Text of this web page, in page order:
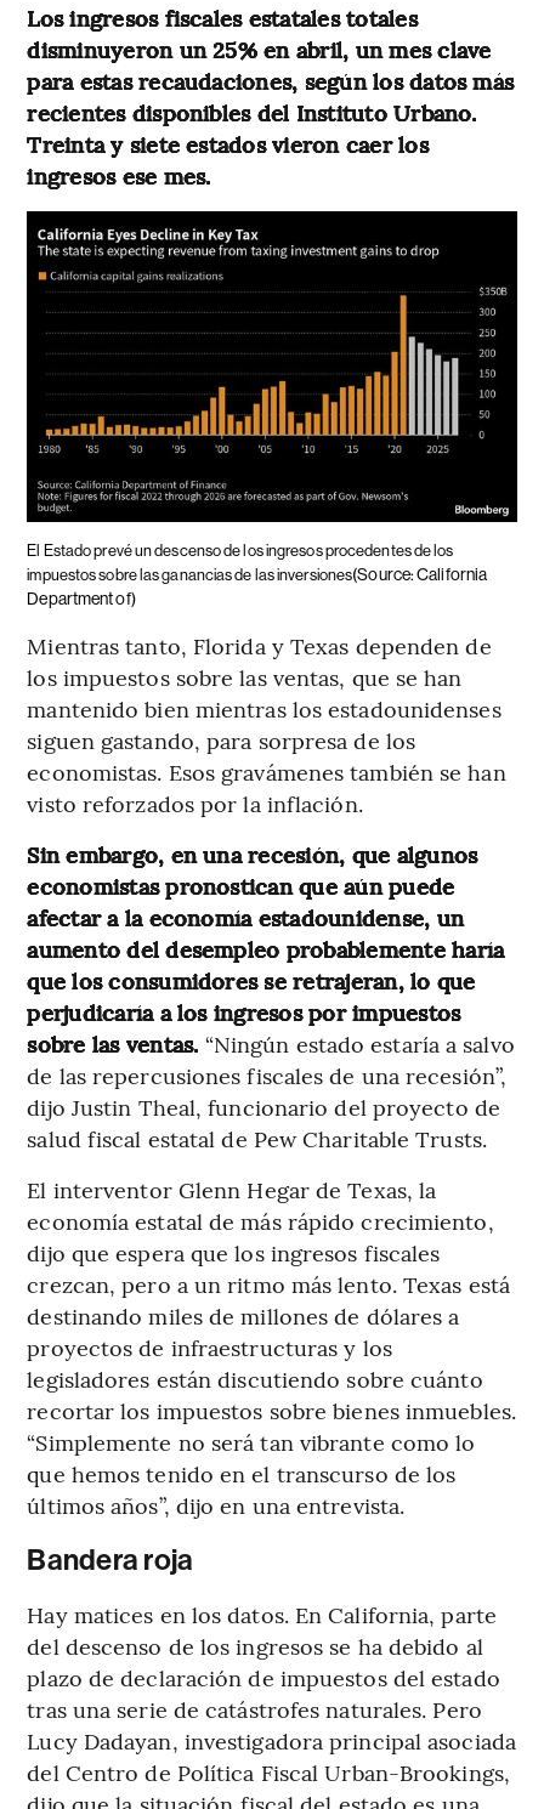
Los ingresos fiscales estatales totales
disminuyeron un 25% en abril, un mes clave
para estas recaudaciones, según los datos más
recientes disponibles del Instituto Urbano.
Treinta y siete estados vieron caer los
ingresos ese mes.
El Estado prevé un descenso de los ingresos procedentes de los
impuestos sobre las ganancias de las inversiones(Source: California
Department of)
Mientras tanto, Florida y Texas dependen de
los impuestos sobre las ventas, que se han
mantenido bien mientras los estadounidenses
siguen gastando, para sorpresa de los
economistas. Esos gravámenes también se han
visto reforzados por la inflación.
Sin embargo, en una recesión, que algunos
economistas pronostican que aún puede
afectar a la economía estadounidense, un
aumento del desempleo probablemente haría
que los consumidores se retrajeran, lo que
perjudicaría a los ingresos por impuestos
sobre las ventas. “Ningún estado estaría a salvo
de las repercusiones fiscales de una recesión”,
dijo Justin Theal, funcionario del proyecto de
salud fiscal estatal de Pew Charitable Trusts.
El interventor Glenn Hegar de Texas, la
economía estatal de más rápido crecimiento,
dijo que espera que los ingresos fiscales
crezcan, pero a un ritmo más lento. Texas está
destinando miles de millones de dólares a
proyectos de infraestructuras y los
legisladores están discutiendo sobre cuánto
recortar los impuestos sobre bienes inmuebles.
“Simplemente no será tan vibrante como lo
que hemos tenido en el transcurso de los
últimos años”, dijo en una entrevista.
Bandera roja
Hay matices en los datos. En California, parte
del descenso de los ingresos se ha debido al
plazo de declaración de impuestos del estado
tras una serie de catástrofes naturales. Pero
Lucy Dadayan, investigadora principal asociada
del Centro de Política Fiscal Urban-Brookings,